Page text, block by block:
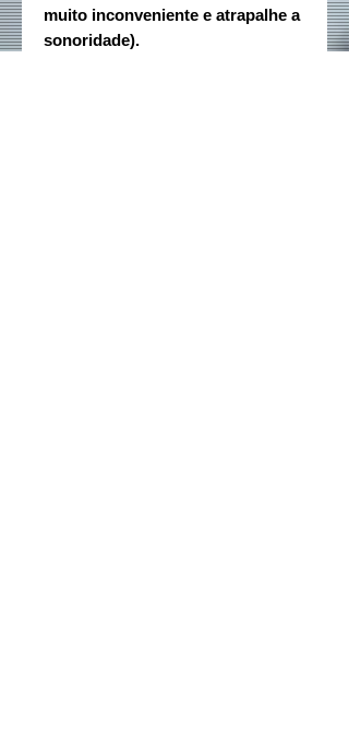
muito inconveniente e atrapalhe a
sonoridade).